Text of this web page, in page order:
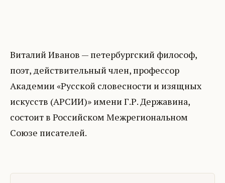
Виталий Иванов — петербургский философ,
поэт, действительный член, профессор
Академии «Русской словесности и изящных
искусств (АРСИИ)» имени Г.Р. Державина,
состоит в Российском Межрегиональном
Союзе писателей.